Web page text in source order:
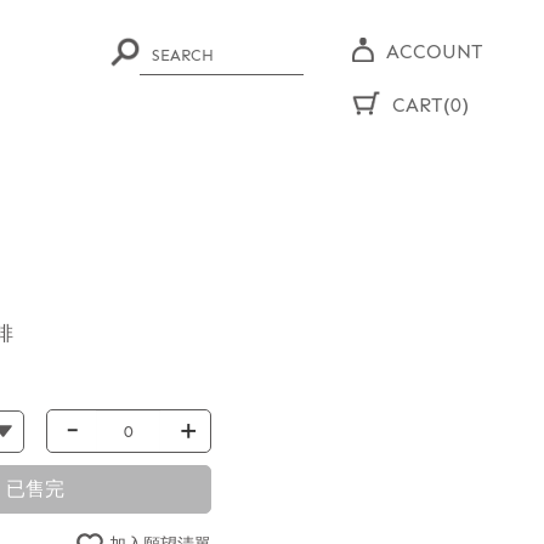
ACCOUNT
CART(0)
- +
已售完